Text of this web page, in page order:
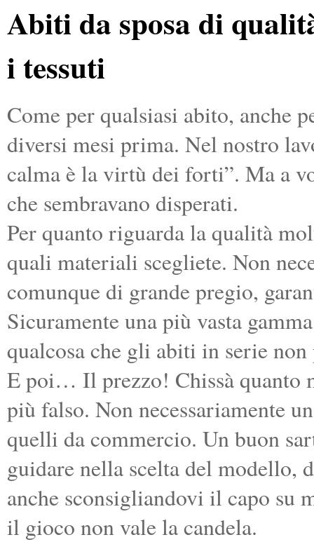
Abiti da sposa di
i tessuti
Come per qualsiasi abito, anche
diversi mesi prima. Nel nostro
calma è la virtù dei forti”. Ma a
che sembravano disperati.
Per quanto riguarda la qualità
quali materiali scegliete. Non
comunque di grande pregio,
Sicuramente una più vasta
qualcosa che gli abiti in serie
E poi… Il prezzo! Chissà quanto
più falso. Non necessariamente
quelli da commercio. Un buon
guidare nella scelta del modello,
anche sconsigliandovi il capo su
il gioco non vale la candela.